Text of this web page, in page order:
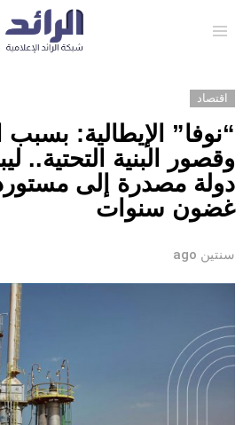
اقتصاد
“نوفا” الإيطالية: بسبب
وقصور البنية التحتية..
دولة مصدرة إلى
غضون سنوات
سنتين ago